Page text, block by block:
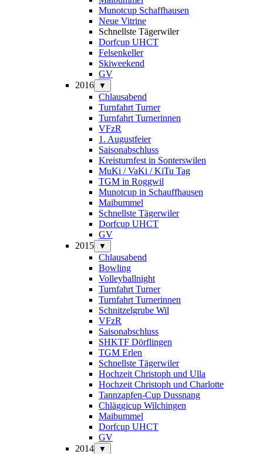
Munotcup Schaffhausen
Neue Vitrine
Schnellste Tägerwiler
Dorfcup UHCT
Felsenkeller
Skiweekend
GV
2016
▼
Chlausabend
Turnfahrt Turner
Turnfahrt Turnerinnen
VFzR
1. Augustfeier
Saisonabschluss
Kreisturnfest in Sonterswilen
MuKi / VaKi / KiTu Tag
TGM in Roggwil
Munotcup in Schauffhausen
Maibummel
Schnellste Tägerwiler
Dorfcup UHCT
GV
2015
▼
Chlausabend
Bowling
Volleyballnight
Turnfahrt Turner
Turnfahrt Turnerinnen
Schnitzelgrube Wil
VFzR
Saisonabschluss
SHKTF Dörflingen
TGM Erlen
Schnellste Tägerwiler
Hochzeit Christoph und Ulla
Hochzeit Christoph und Charlotte
Tannzapfen-Cup Dussnang
Chläggicup Wilchingen
Maibummel
Dorfcup UHCT
GV
2014
▼